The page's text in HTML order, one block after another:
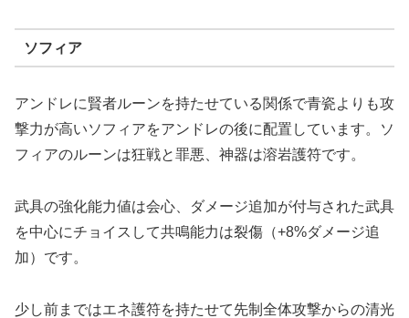
ソフィア
アンドレに賢者ルーンを持たせている関係で青瓷よりも攻
撃力が高いソフィアをアンドレの後に配置しています。ソ
フィアのルーンは狂戦と罪悪、神器は溶岩護符です。
武具の強化能力値は会心、ダメージ追加が付与された武具
を中心にチョイスして共鳴能力は裂傷（+8%ダメージ追
加）です。
少し前まではエネ護符を持たせて先制全体攻撃からの清光